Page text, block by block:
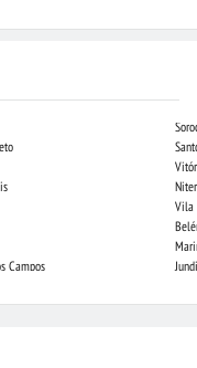
Campos
Vila